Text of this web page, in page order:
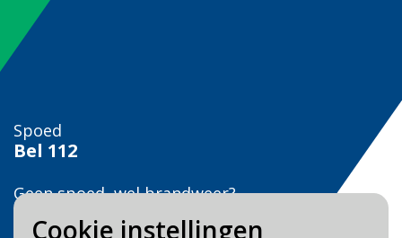
Cookie instellingen
Spoed
Bel 112
Geen spoed, wel brandweer?
Bel